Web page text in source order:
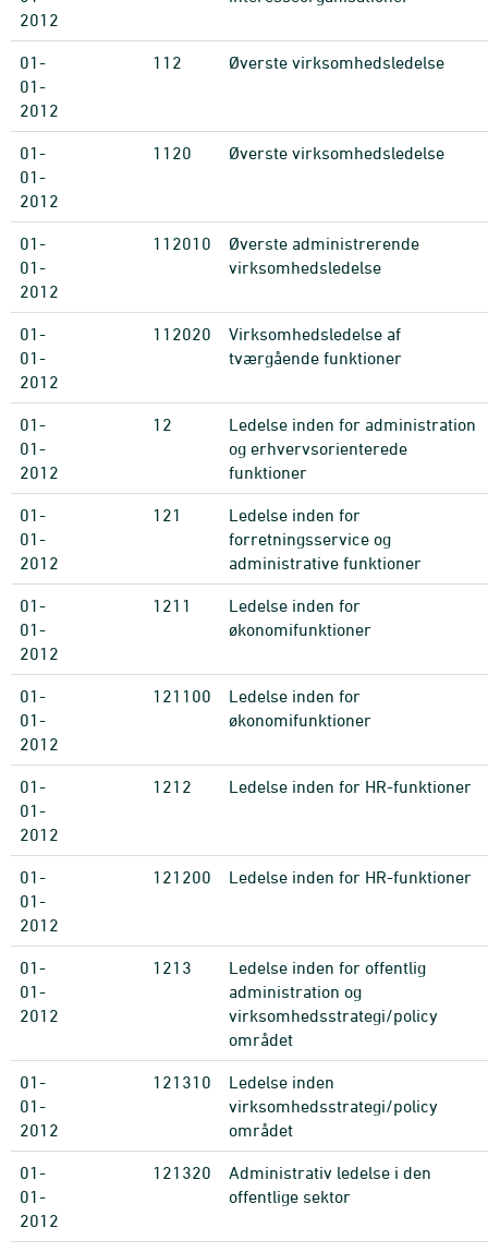
2012
01-
01-
2012
112 Øverste virksomhedsledelse
01-
01-
2012
1120 Øverste virksomhedsledelse
01-
01-
2012
112010
Øverste administrerende
virksomhedsledelse
01-
01-
2012
112020
Virksomhedsledelse af
tværgående funktioner
01-
01-
2012
12
Ledelse inden for administration
og erhvervsorienterede
funktioner
01-
01-
2012
121
Ledelse inden for
forretningsservice og
administrative funktioner
01-
01-
2012
1211
Ledelse inden for
økonomifunktioner
01-
01-
2012
121100
Ledelse inden for
økonomifunktioner
01-
01-
2012
1212 Ledelse inden for HR-funktioner
01-
01-
2012
121200 Ledelse inden for HR-funktioner
01-
01-
2012
1213
Ledelse inden for offentlig
administration og
virksomhedsstrategi/policy
området
01-
01-
2012
121310
Ledelse inden
virksomhedsstrategi/policy
området
01-
01-
2012
121320
Administrativ ledelse i den
offentlige sektor